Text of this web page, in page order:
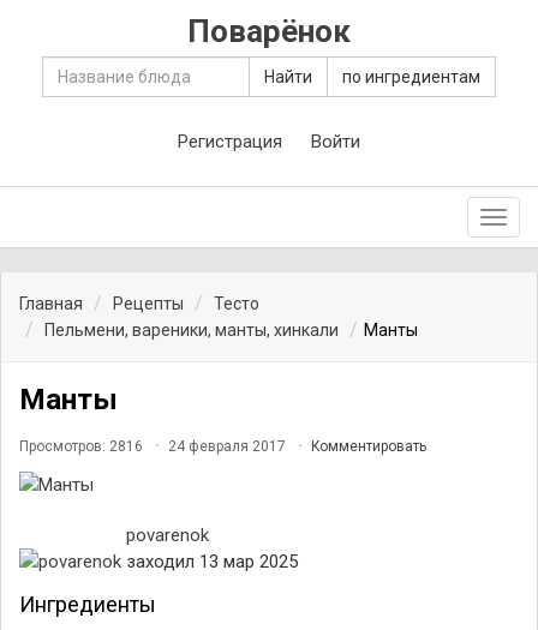
Поварёнок
Найти по ингредиентам
Регистрация Войти
Главная Рецепты
Тесто
Пельмени, вареники, манты, хинкали
Манты
Манты
Просмотров: 2816 24 февраля 2017 Комментировать
povarenok
заходил 13 мар 2025
Ингредиенты